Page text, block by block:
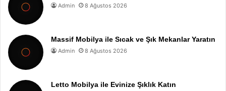
Admin 8 Ağustos 2026
Massif Mobilya ile Sıcak ve Şık Mekanlar Yaratın
Admin 8 Ağustos 2026
Letto Mobilya ile Evinize Şıklık Katın